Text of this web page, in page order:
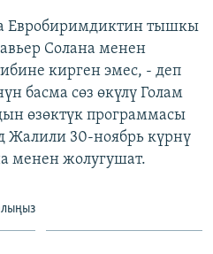
Евробиримдиктин тышкы
Солана менен
кирген эмес, - деп
басма сөз өкүлү Голам
өзөктүк программасы
Жалили 30-ноябрь күрнү
менен жолугушат.